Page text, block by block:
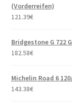
(Vorderreifen)
121.39€
Bridgestone G 722
182.58€
Michelin Road 6
143.38€